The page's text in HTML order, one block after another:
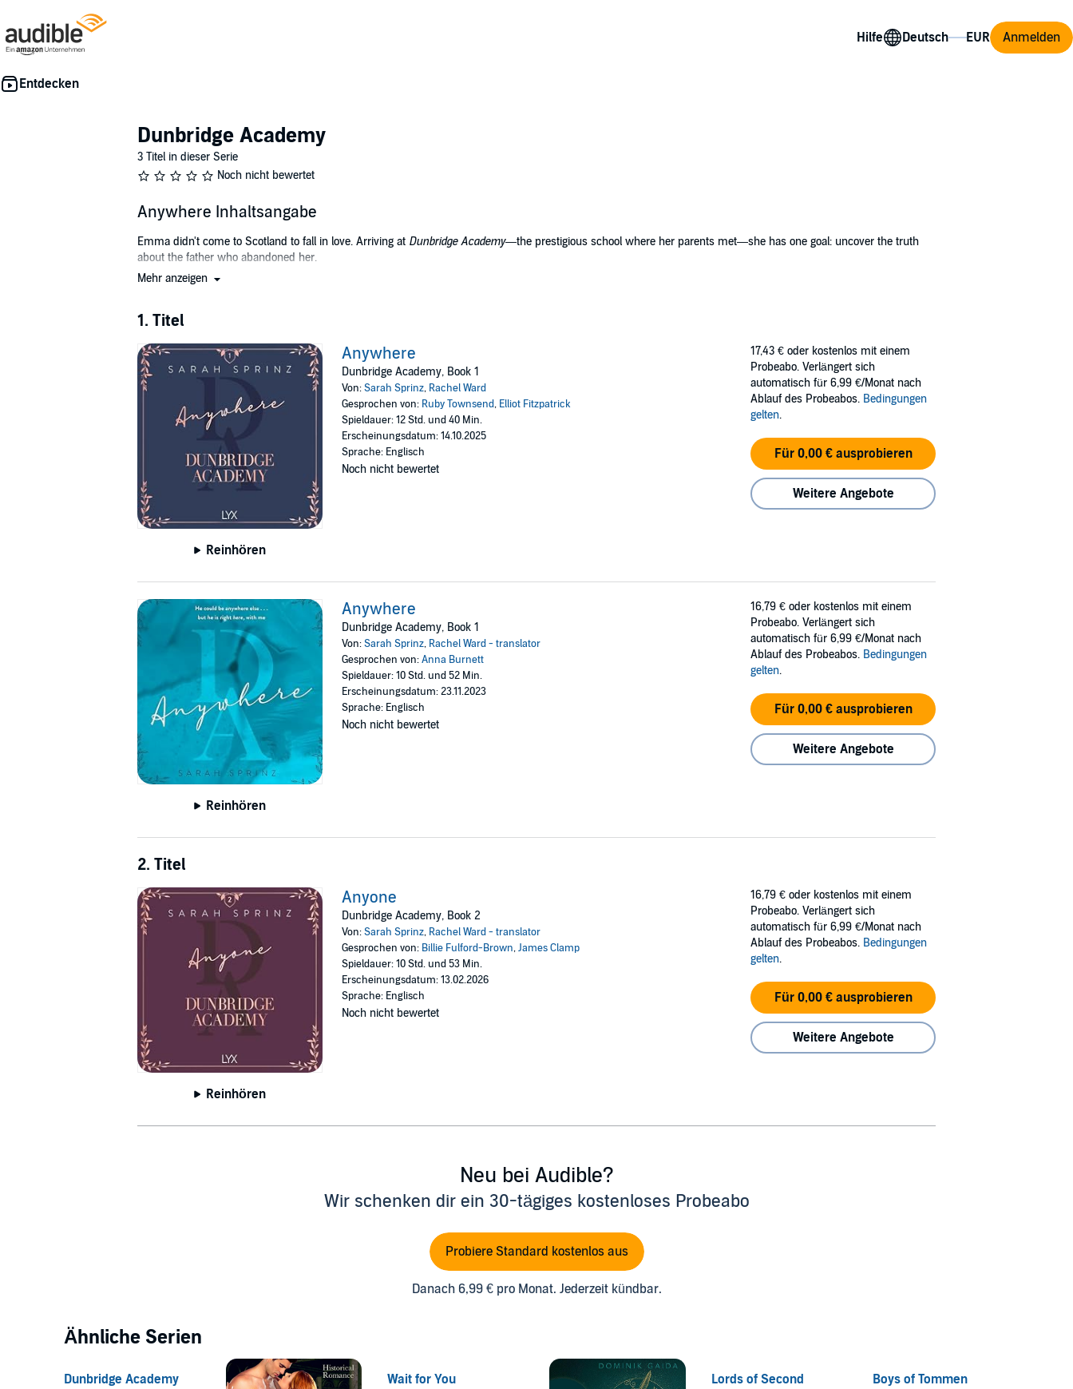
Hilfe Anmelden
Dunbridge Academy
3 Titel in dieser Serie
Noch nicht bewertet
Anywhere Inhaltsangabe
Emma didn't come to Scotland to fall in love. Arriving at Dunbridge Academy—the prestigious school where her parents met—she has one goal: uncover the truth
about the father who abandoned her.
Enter Henry Bennington. Gorgeous, charming, and very taken. He's everywhere: in her advanced classes, on her morning runs, at the midnight parties. Emma vows
not because of those impossible green eyes.
But when late-night research sessions turn into moonlit walks, their carefully drawn lines begin to blur. Emma knows she's falling for him. Henry can't deny his
feelings either. And just as happiness seems within reach, fate intervenes. Now Emma has to choose: uncover the truth about her past or fight for a future with
Henry—knowing either choice might break her heart.
©2025 Bastei Lübbe AG (P)2025 LYX.audio, Bastei Lübbe AG
Mehr anzeigen
1. Titel
Reinhören
Anywhere
Dunbridge Academy, Book 1
Von:Sarah Sprinz, Rachel Ward
Gesprochen von: Ruby Townsend, Elliot Fitzpatrick
Spieldauer: 12 Std. und 40 Min.
Erscheinungsdatum: 14.10.2025
Sprache: Englisch
Noch nicht bewertet
17,43 € oder kostenlos mit einem
Probeabo. Verlängert sich
automatisch für 6,99 €/Monat nach
Ablauf des Probeabos. Bedingungen
gelten.
Für 0,00 € ausprobieren
Weitere Angebote
Reinhören
Anywhere
Dunbridge Academy, Book 1
Von:Sarah Sprinz, Rachel Ward - translator
Gesprochen von:Anna Burnett
Spieldauer: 10 Std. und 52 Min.
Erscheinungsdatum: 23.11.2023
Sprache: Englisch
Noch nicht bewertet
16,79 € oder kostenlos mit einem
Probeabo. Verlängert sich
automatisch für 6,99 €/Monat nach
Ablauf des Probeabos. Bedingungen
gelten.
Für 0,00 € ausprobieren
Weitere Angebote
2. Titel
Reinhören
Anyone
Dunbridge Academy, Book 2
Von:Sarah Sprinz, Rachel Ward - translator
Gesprochen von: Billie Fulford-Brown,James Clamp
Spieldauer: 10 Std. und 53 Min.
Erscheinungsdatum: 13.02.2026
Sprache: Englisch
Noch nicht bewertet
16,79 € oder kostenlos mit einem
Probeabo. Verlängert sich
automatisch für 6,99 €/Monat nach
Ablauf des Probeabos. Bedingungen
gelten.
Für 0,00 € ausprobieren
Weitere Angebote
Neu bei Audible?
Wir schenken dir ein 30-tägiges kostenloses Probeabo
Probiere Standard kostenlos aus
Danach 6,99 € pro Monat. Jederzeit kündbar.
Ähnliche Serien
Dunbridge Academy
Wait for You
Lords of Second
Boys of Tommen